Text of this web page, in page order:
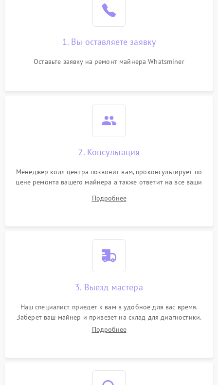
1. Вы оставляете заявку
Оставьте заявку на ремонт майнера Whatsminer
2. Консультация
Менеджер колл центра позвонит вам, проконсультирует по
цене ремонта вашего майнера а также ответит на все ваши
Подробнее
3. Выезд мастера
Наш специалист приедет к вам в удобное для вас время.
Заберет ваш майнер и привезет на склад для диагностики.
Подробнее